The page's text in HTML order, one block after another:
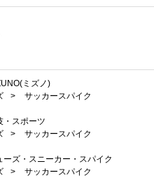
ミズノ)
>
サッカースパイク
・スポーツ
>
サッカースパイク
ーズ・スニーカー・スパイク
>
サッカースパイク